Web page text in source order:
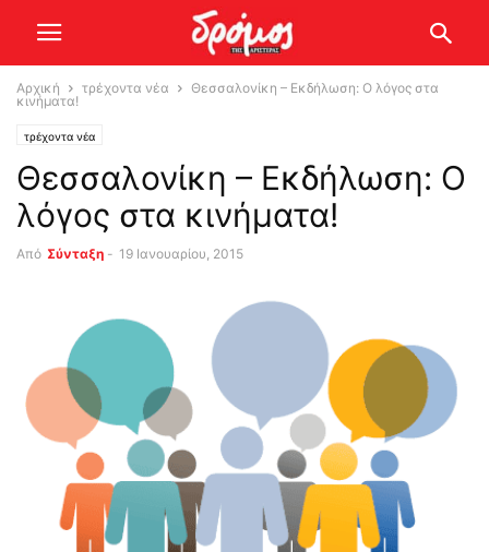
Αρχική τρέχοντα νέα
Θεσσαλονίκη – Εκδήλωση: Ο λόγος στα
κινήματα!
τρέχοντα νέα
Θεσσαλονίκη – Εκδήλωση: Ο
λόγος στα κινήματα!
Από Σύνταξη - 19 Ιανουαρίου, 2015